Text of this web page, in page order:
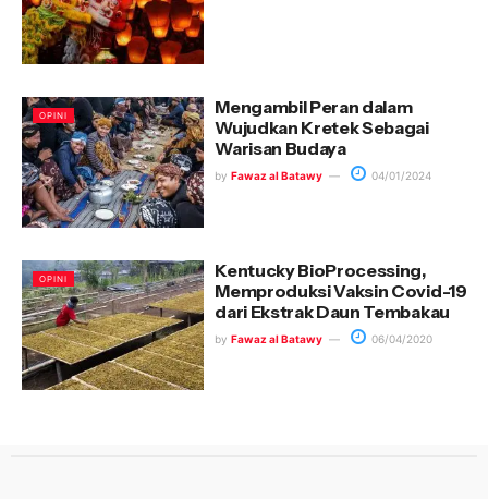
OPINI
Mengambil Peran dalam
Wujudkan Kretek Sebagai
Warisan Budaya
by Fawaz al Batawy 04/01/2024
OPINI
Kentucky BioProcessing,
Memproduksi Vaksin Covid-19
dari Ekstrak Daun Tembakau
by Fawaz al Batawy 06/04/2020